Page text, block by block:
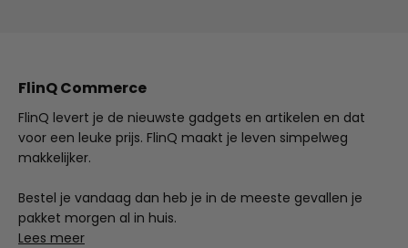
FlinQ Commerce
FlinQ levert je de nieuwste gadgets en artikelen en dat
voor een leuke prijs. FlinQ maakt je leven simpelweg
makkelijker.
Bestel je vandaag dan heb je in de meeste gevallen je
pakket morgen al in huis.
Lees meer